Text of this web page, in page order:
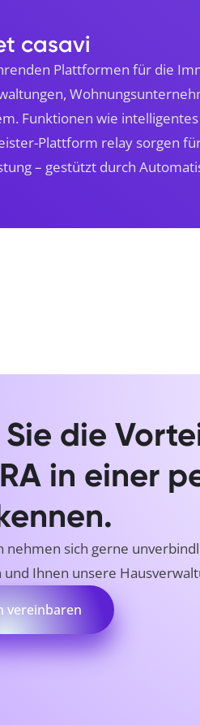
casavi
Plattformen für die
Funktionen wie
Plattform relay sorgen
– gestützt durch
die
in einer
nehmen sich gerne
und Ihnen unsere
vereinbaren